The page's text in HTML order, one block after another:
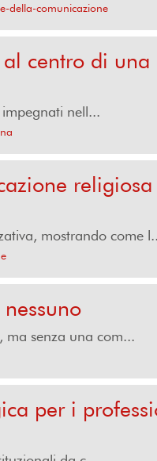
della-comunicazione
centro di una
nell...
religiosa
mostrando come
ma senza una com...
per i